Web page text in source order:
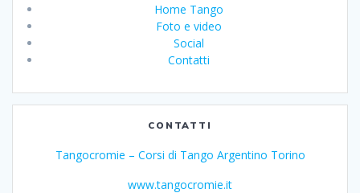
Home Tango
Foto e video
Social
Contatti
CONTATTI
Tangocromie – Corsi di Tango Argentino Torino
www.tangocromie.it